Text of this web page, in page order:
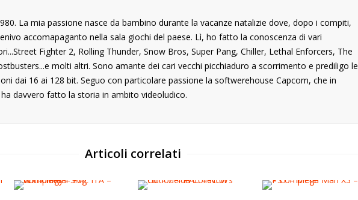
La mia passione nasce da bambino durante la vacanze natalizie dove, dopo i compiti,
accomapaganto nella sala giochi del paese. Lì, ho fatto la conoscenza di vari
Fighter 2, Rolling Thunder, Snow Bros, Super Pang, Chiller, Lethal Enforcers, The
molti altri. Sono amante dei cari vecchi picchiaduro a scorrimento e prediligo le
dai 16 ai 128 bit. Seguo con particolare passione la softwerehouse Capcom, che in
davvero fatto la storia in ambito videoludico.
Articoli correlati